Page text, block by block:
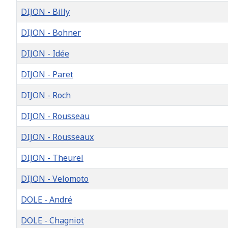
DIJON - Billy
DIJON - Bohner
DIJON - Idée
DIJON - Paret
DIJON - Roch
DIJON - Rousseau
DIJON - Rousseaux
DIJON - Theurel
DIJON - Velomoto
DOLE - André
DOLE - Chagniot